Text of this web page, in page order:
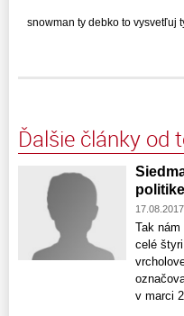
snowman ty debko to vysvetľuj
Ďalšie články od
politike
17.08.2017
Tak
celé
v marci